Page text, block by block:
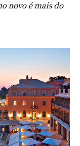
novo é mais do